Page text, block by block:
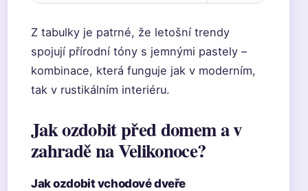
Z tabulky je patrné, že letošní trendy
spojují přírodní tóny s jemnými pastely –
kombinace, která funguje jak v moderním,
tak v rustikálním interiéru.
Jak ozdobit před domem a v
zahradě na Velikonoce?
Jak ozdobit vchodové dveře